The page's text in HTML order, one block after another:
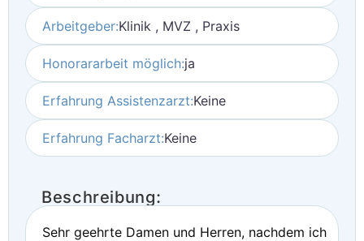
Arbeitgeber:Klinik , MVZ , Praxis
Honorararbeit möglich:ja
Erfahrung Assistenzarzt:Keine
Erfahrung Facharzt:Keine
Beschreibung:
Sehr geehrte Damen und Herren, nachdem ich